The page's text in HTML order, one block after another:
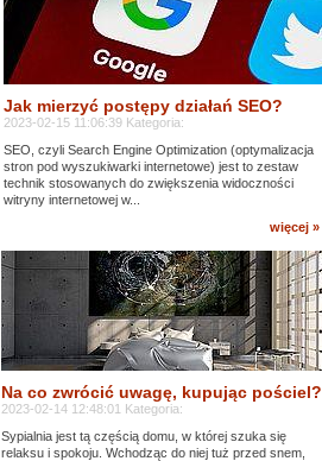
Jak mierzyć postępy działań SEO?
2023-02-15 11:06:39 Kategoria:
SEO, czyli Search Engine Optimization (optymalizacja
stron pod wyszukiwarki internetowe) jest to zestaw
technik stosowanych do zwiększenia widoczności
witryny internetowej w...
więcej »
Na co zwrócić uwagę, kupując pościel?
2023-02-14 12:48:01 Kategoria:
Sypialnia jest tą częścią domu, w której szuka się
relaksu i spokoju. Wchodząc do niej tuż przed snem,